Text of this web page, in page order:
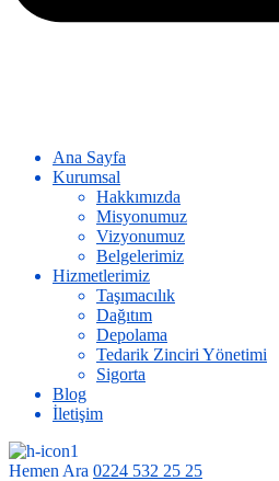
Ana Sayfa
Kurumsal
Hakkımızda
Misyonumuz
Vizyonumuz
Belgelerimiz
Hizmetlerimiz
Taşımacılık
Dağıtım
Depolama
Tedarik Zinciri Yönetimi
Sigorta
Blog
İletişim
Hemen Ara 0224 532 25 25